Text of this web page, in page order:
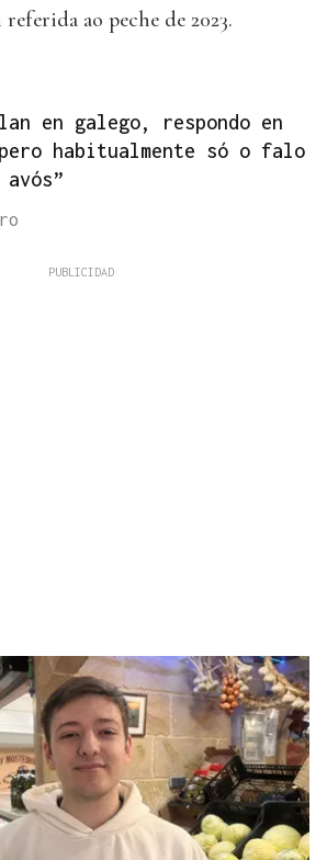
ao peche de 2023.
en galego, respondo en
habitualmente só o falo
avós”